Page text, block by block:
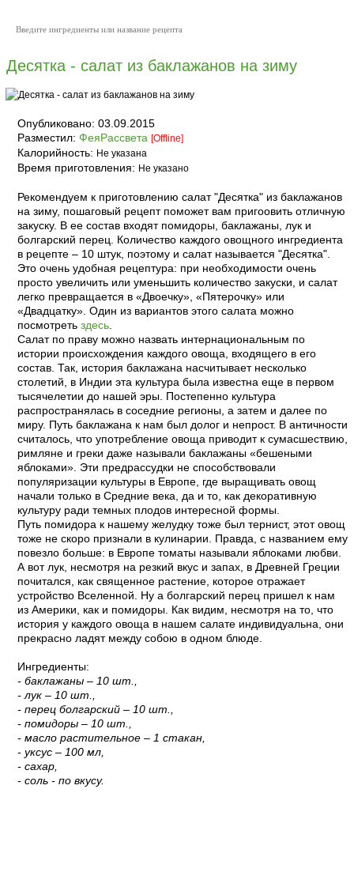
Десятка - салат из баклажанов на зиму
Опубликовано: 03.09.2015
Разместил: ФеяРассвета [Offline]
Калорийность: Не указана
Время приготовления: Не указано
Рекомендуем к приготовлению салат "Десятка" из баклажанов
на зиму, пошаговый рецепт поможет вам пригоовить отличную
закуску. В ее состав входят помидоры, баклажаны, лук и
болгарский перец. Количество каждого овощного ингредиента
в рецепте – 10 штук, поэтому и салат называется "Десятка".
Это очень удобная рецептура: при необходимости очень
просто увеличить или уменьшить количество закуски, и салат
легко превращается в «Двоечку», «Пятерочку» или
«Двадцатку». Один из вариантов этого салата можно
посмотреть здесь.
Салат по праву можно назвать интернациональным по
истории происхождения каждого овоща, входящего в его
состав. Так, история баклажана насчитывает несколько
столетий, в Индии эта культура была известна еще в первом
тысячелетии до нашей эры. Постепенно культура
распространялась в соседние регионы, а затем и далее по
миру. Путь баклажана к нам был долог и непрост. В античности
считалось, что употребление овоща приводит к сумасшествию,
римляне и греки даже называли баклажаны «бешеными
яблоками». Эти предрассудки не способствовали
популяризации культуры в Европе, где выращивать овощ
начали только в Средние века, да и то, как декоративную
культуру ради темных плодов интересной формы.
Путь помидора к нашему желудку тоже был тернист, этот овощ
тоже не скоро признали в кулинарии. Правда, с названием ему
повезло больше: в Европе томаты называли яблоками любви.
А вот лук, несмотря на резкий вкус и запах, в Древней Греции
почитался, как священное растение, которое отражает
устройство Вселенной. Ну а болгарский перец пришел к нам
из Америки, как и помидоры. Как видим, несмотря на то, что
история у каждого овоща в нашем салате индивидуальна, они
прекрасно ладят между собою в одном блюде.
Ингредиенты:
- баклажаны – 10 шт.,
- лук – 10 шт.,
- перец болгарский – 10 шт.,
- помидоры – 10 шт.,
- масло растительное – 1 стакан,
- уксус – 100 мл,
- сахар,
- соль - по вкусу.